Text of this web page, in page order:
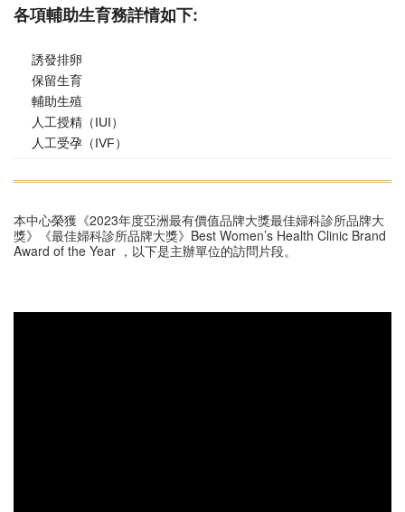
各項輔助生育務詳情如下:
誘發排卵
保留生育
輔助生殖
人工授精（IUI）
人工受孕（IVF）
本中心榮獲《2023年度亞洲最有價值品牌大獎最佳婦科診所品牌大
獎》《最佳婦科診所品牌大獎》Best Women’s Health Clinic Brand
Award of the Year ，以下是主辦單位的訪問片段。